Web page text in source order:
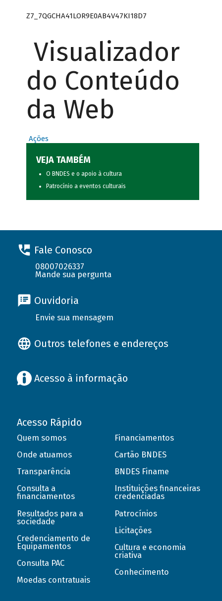
Z7_7QGCHA41LOR9E0AB4V47KI18D7
Visualizador
do Conteúdo
da Web
Ações
VEJA TAMBÉM
O BNDES e o apoio à cultura
Patrocínio a eventos culturais
Fale Conosco
08007026337
Mande sua pergunta
Ouvidoria
Envie sua mensagem
Outros telefones e endereços
Acesso à informação
Acesso Rápido
Quem somos
Onde atuamos
Transparência
Consulta a
financiamentos
Resultados para a
sociedade
Credenciamento de
Equipamentos
Consulta PAC
Moedas contratuais
Financiamentos
Cartão BNDES
BNDES Finame
Instituições financeiras
credenciadas
Patrocínios
Licitações
Cultura e economia
criativa
Conhecimento